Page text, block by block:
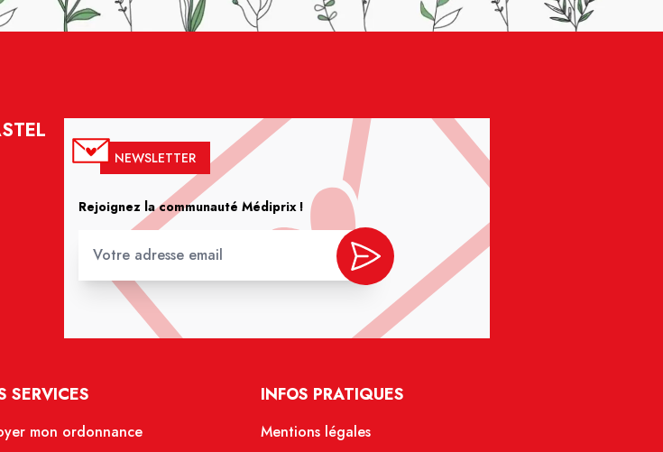
NEWSLETTER
Rejoignez la communauté Médiprix !
SERVICES
mon ordonnance
INFOS PRATIQUES
Mentions légales